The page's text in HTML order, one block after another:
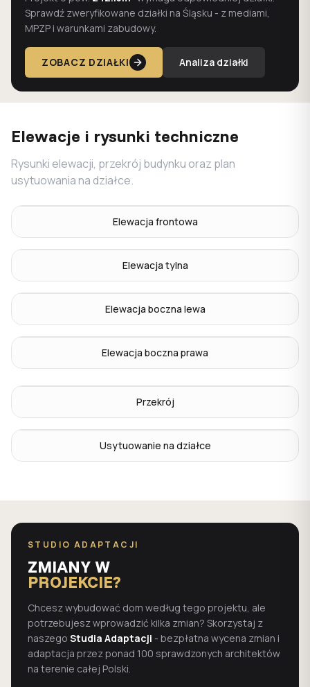
Sprawdź zweryfikowane działki na Śląsku - z mediami,
MPZP i warunkami zabudowy.
ZOBACZ DZIAŁKI Analiza działki
Elewacje i rysunki techniczne
Rysunki elewacji, przekrój budynku oraz plan
usytuowania na działce.
Elewacja frontowa
Elewacja tylna
Elewacja boczna lewa
Elewacja boczna prawa
Przekrój
Usytuowanie na działce
STUDIO ADAPTACJI
ZMIANY W
PROJEKCIE?
Chcesz wybudować dom według tego projektu, ale
potrzebujesz wprowadzić kilka zmian? Skorzystaj z
naszego Studia Adaptacji - bezpłatna wycena zmian i
adaptacja przez ponad 100 sprawdzonych architektów
na terenie całej Polski.